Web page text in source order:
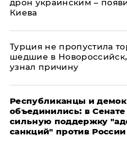
дрон украинским –
Киева
Турция не пропустила
шедшие в
узнал причину
Республиканцы и
объединились: в Сенате
сильную поддержку
санкций" против России